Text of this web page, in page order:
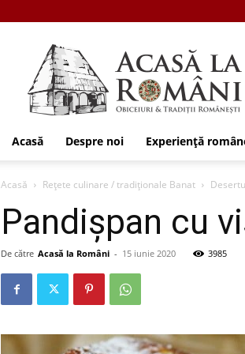
Acasa
la
Romani
Acasă Despre noi Experiență
Acasă Rețete culinare / tradiționale Banat
Pandișpan cu
De către Acasă la Români - 15 iunie 2020 3985